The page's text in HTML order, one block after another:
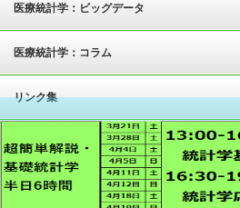
医療統計学：ビッグデータ
医療統計学：コラム
リンク集